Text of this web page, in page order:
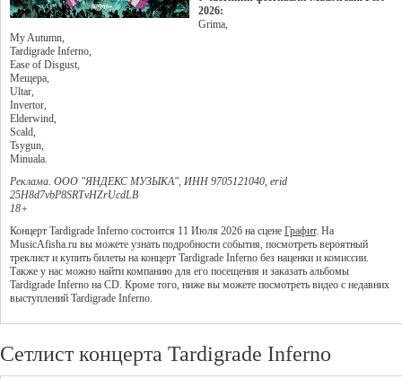
2026:
Grima,
My Autumn,
Tardigrade Inferno,
Ease of Disgust,
Мещера,
Ultar,
Invertor,
Elderwind,
Scald,
Tsygun,
Minuala.
Реклама. ООО "ЯНДЕКС МУЗЫКА", ИНН 9705121040, erid
25H8d7vbP8SRTvHZrUcdLB
18+
Концерт Tardigrade Inferno состоится 11 Июля 2026 на сцене Графит. На
MusicAfisha.ru вы можете узнать подробности события, посмотреть вероятный
треклист и купить билеты на концерт Tardigrade Inferno без наценки и комиссии.
Также у нас можно найти компанию для его посещения и заказать альбомы
Tardigrade Inferno на CD. Кроме того, ниже вы можете посмотреть видео с недавних
выступлений Tardigrade Inferno.
Сетлист концерта Tardigrade Inferno